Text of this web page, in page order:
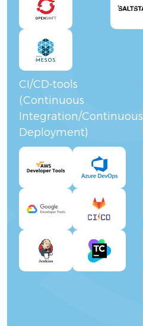
CI/CD-tools
(Continuous
Integration/Continuous
Deployment)